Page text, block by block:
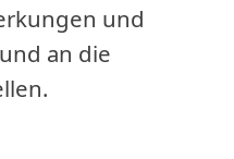
und
an die